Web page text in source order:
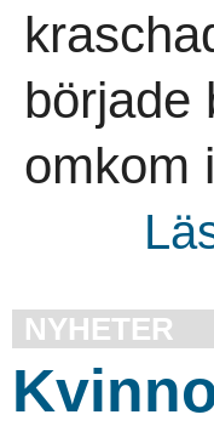
började
omkom
NYHETER